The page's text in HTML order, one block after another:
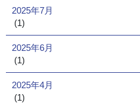
2025年7月
(1)
2025年6月
(1)
2025年4月
(1)